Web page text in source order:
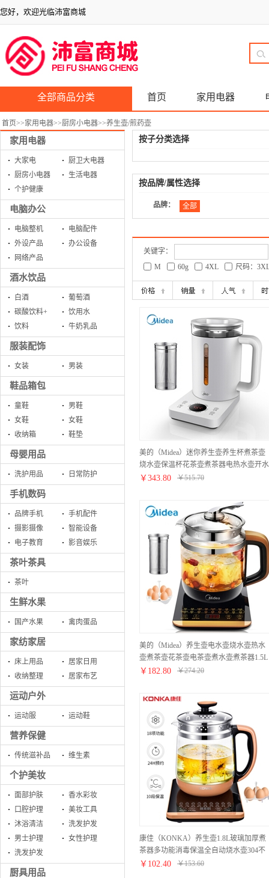
您好，欢迎光临沛富商城
全部商品分类 首页 家用电器
首页>>家用电器>>厨房小电器>>养生壶/煎药壶
家用电器
大家电
厨卫大电器
厨房小电器
生活电器
个护健康
电脑办公
电脑整机
电脑配件
外设产品
办公设备
网络产品
酒水饮品
白酒
葡萄酒
碳酸饮料+
饮用水
饮料
牛奶乳品
服装配饰
女装 男装
鞋品箱包
童鞋
男鞋
女鞋
女鞋
收纳箱
鞋垫
母婴用品
洗护用品 日常防护
手机数码
品牌手机
手机配件
摄影摄像
智能设备
电子教育
影音娱乐
茶叶茶具
茶叶
生鲜水果
国产水果 禽肉蛋品
家纺家居
床上用品
居家日用
收纳整理
居家布艺
运动户外
运动服 运动鞋
营养保健
传统滋补品 维生素
个护美妆
面部护肤
香水彩妆
口腔护理
美妆工具
沐浴清洁
洗发护发
男士护理
女性护理
洗发护发
厨具用品
按子分类选择
按品牌/属性选择
品牌： 全部
关键字：
M
60g 4XL 尺码：
美的（Midea）迷你养生壶养生杯煮茶壶
烧水壶保温杯花茶壶煮茶器电热水壶开水
壶0.6升配滤网 MK-YS06P301
￥ 343.80 ￥515.70
美的（Midea）养生壶电水壶烧水壶热水
壶煮茶壶花茶壶电茶壶煮水壶煮茶器1.5L
内带滤网WGE1703b
￥ 182.80 ￥274.20
康佳（KONKA）养生壶1.8L玻璃加厚煮
茶器多功能消毒保温全自动烧水壶304不
锈钢电水壶煮药壶中药壶 KHK-1809
￥ 102.40 ￥153.60